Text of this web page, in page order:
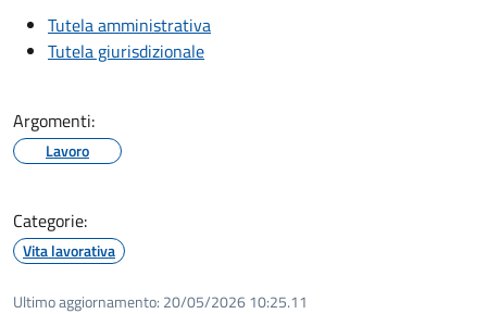
Tutela amministrativa
Tutela giurisdizionale
Argomenti:
Lavoro
Categorie:
Vita lavorativa
Ultimo aggiornamento: 20/05/2026 10:25.11